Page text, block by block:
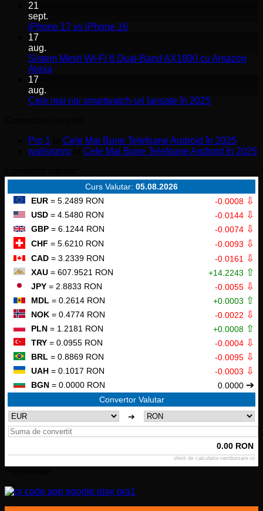
21
sept.
iPhone 17 vs iPhone 16Niciun
iPhone
16
17
aug.
Sistem Mesh Wi-Fi 6 Dual-Band AX1800 cu Amazon
Alexa
Sistem
Dual-
Amazon
Alexa
17
aug.
Cele mai noi smartwatch-uri lansate în 2025Niciun
mai
noi
în
2025
Pro 1
Cele Mai Bune Telefoane Android în 2025
wallsignro
Cele Mai Bune Telefoane Android în 2025
Curs Valutar: 05.08.2026
EUR = 5.2489 RON -0.0008 ⇩
USD = 4.5480 RON -0.0144 ⇩
GBP = 6.1244 RON -0.0074 ⇩
CHF = 5.6210 RON -0.0093 ⇩
CAD = 3.2339 RON -0.0161 ⇩
XAU = 607.9521 RON +14.2243 ⇧
JPY = 2.8833 RON -0.0055 ⇩
MDL = 0.2614 RON +0.0003 ⇧
NOK = 0.4774 RON -0.0022 ⇩
PLN = 1.2181 RON +0.0008 ⇧
TRY = 0.0955 RON -0.0004 ⇩
BRL = 0.8869 RON -0.0095 ⇩
UAH = 0.1017 RON -0.0003 ⇩
BGN = 0.0000 RON 0.0000 ➔
Convertor Valutar
➔
0.00 RON
oferit decalculator-rambursare.ro